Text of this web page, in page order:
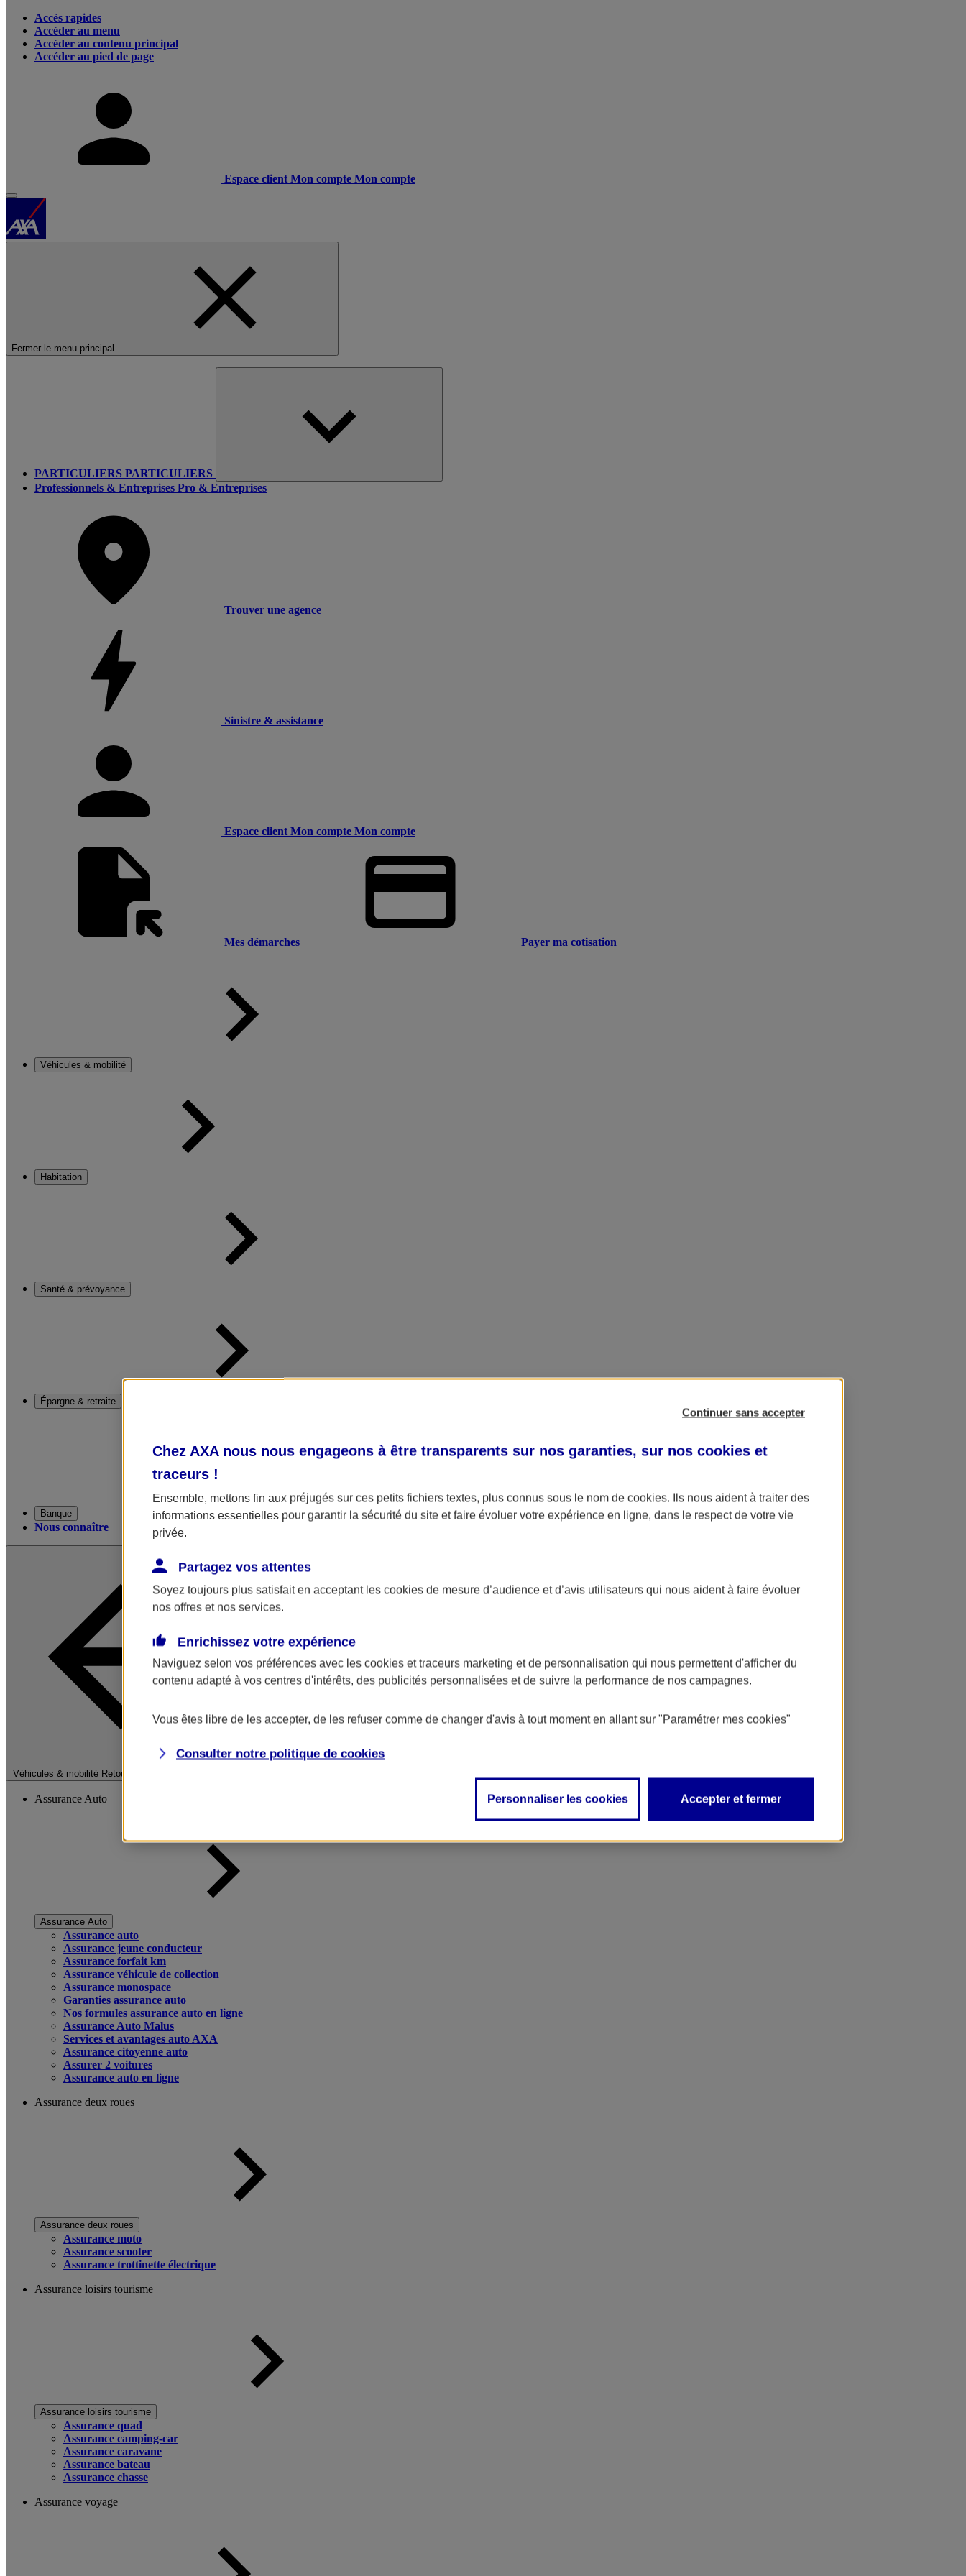
Accès rapides
Accéder au menu
Accéder au contenu principal
Accéder au pied de page
Espace client Mon compte Mon compte
Fermer le menu principal
PARTICULIERS PARTICULIERS
Professionnels & Entreprises Pro & Entreprises
Trouver une agence
Sinistre & assistance
Espace client Mon compte Mon compte
Mes démarches Payer ma cotisation
Véhicules & mobilité
Habitation
Santé & prévoyance
Épargne & retraite
Banque
Nous connaître
Véhicules & mobilité Retour à la section précédente
Fermer le menu principal
Assurance Auto
Assurance Auto
Assurance auto
Assurance jeune conducteur
Assurance forfait km
Assurance véhicule de collection
Assurance monospace
Garanties assurance auto
Nos formules assurance auto en ligne
Assurance Auto Malus
Services et avantages auto AXA
Assurance citoyenne auto
Assurer 2 voitures
Assurance auto en ligne
Assurance deux roues
Assurance deux roues
Assurance moto
Assurance scooter
Assurance trottinette électrique
Assurance loisirs tourisme
Assurance loisirs tourisme
Assurance quad
Assurance camping-car
Assurance caravane
Assurance bateau
Assurance chasse
Assurance voyage
Continuer sans accepter
Chez AXA nous nous engageons à être transparents sur nos garanties, sur nos cookies et
traceurs !
Ensemble, mettons fin aux préjugés sur ces petits fichiers textes, plus connus sous le nom de cookies. Ils nous aident à traiter des
informations essentielles pour garantir la sécurité du site et faire évoluer votre expérience en ligne, dans le respect de votre vie
privée.
Partagez vos attentes
Soyez toujours plus satisfait en acceptant les cookies de mesure d’audience et d’avis utilisateurs qui nous aident à faire évoluer
nos offres et nos services.
Enrichissez votre expérience
Naviguez selon vos préférences avec les cookies et traceurs marketing et de personnalisation qui nous permettent d'afficher du
contenu adapté à vos centres d'intérêts, des publicités personnalisées et de suivre la performance de nos campagnes.
Vous êtes libre de les accepter, de les refuser comme de changer d'avis à tout moment en allant sur "Paramétrer mes cookies"
Consulter notre politique de cookies
Personnaliser les cookies Accepter et fermer